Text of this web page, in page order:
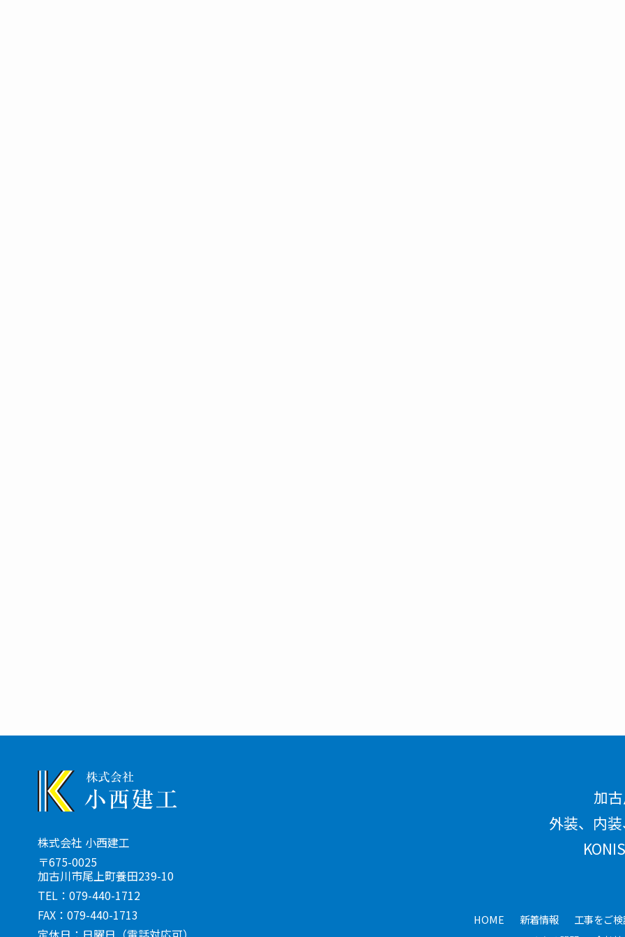
株式会社 小西建工
〒675-0025
加古川市尾上町養田239-10
TEL：079-440-1712
FAX：079-440-1713
加
外装、内
HOME 新着情報
工事をご